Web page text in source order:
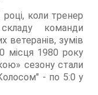
коли тренер
команди
ветеранів, зумів
місця 1980 року
сезону стали
- по 5:0 у